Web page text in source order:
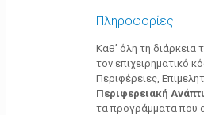
Πληροφορίες
Καθ’ όλη τη
τον επιχειρηματικό
Περιφέρειες,
Περιφερειακή
τα προγράμματα που